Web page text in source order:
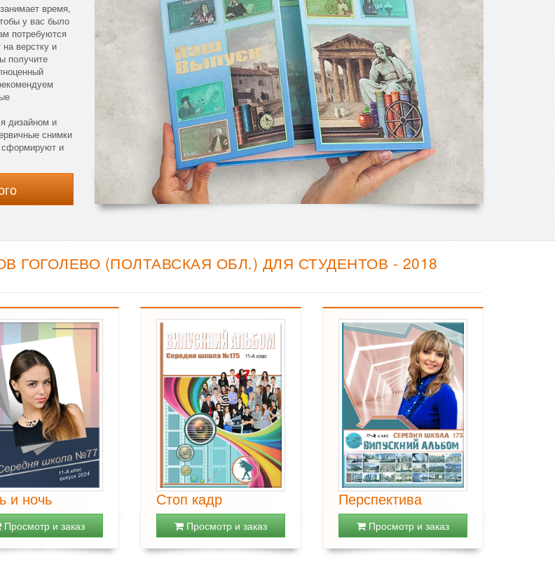
время,
у вас было
потребуются
верстку и
получите
дизайном и
снимки
сформируют и
(ПОЛТАВСКАЯ ОБЛ.) ДЛЯ СТУДЕНТОВ - 2018
и ночь
Просмотр и заказ
Стоп кадр
Просмотр и заказ
Перспектива
Просмотр и заказ